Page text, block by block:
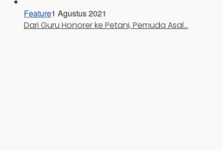
Feature1 Agustus 2021
Dari Guru Honorer ke Petani, Pemuda Asal…